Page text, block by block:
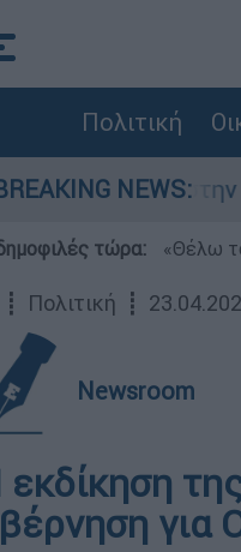
Πολιτική
NEWS:
στην Πάρο -
τώρα: «Θέλω
┋ Πολιτική ┋
Newsroom
για